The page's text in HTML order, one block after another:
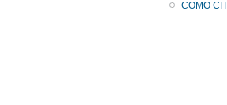
COMO